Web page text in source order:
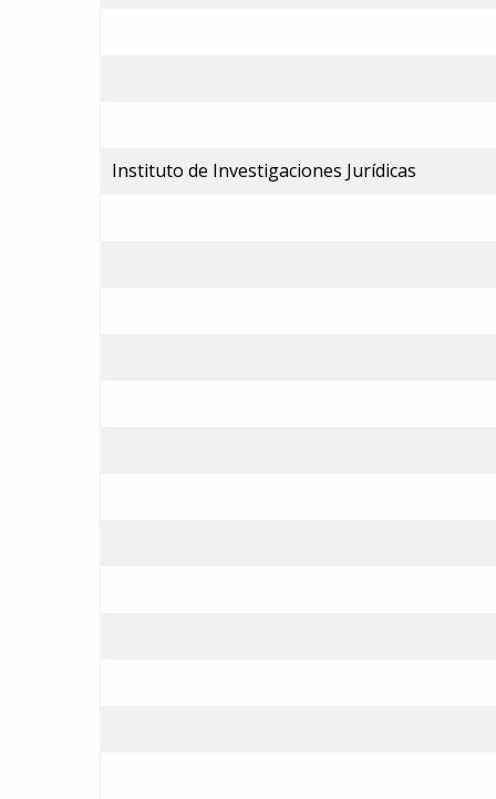
Instituto de Investigaciones Jurídicas